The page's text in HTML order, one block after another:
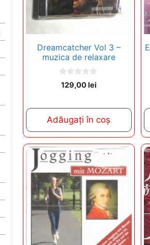
Dreamcatcher Vol 3 –
muzica de relaxare
0
o
o
f
5
129,00lei
Adăugați în coș